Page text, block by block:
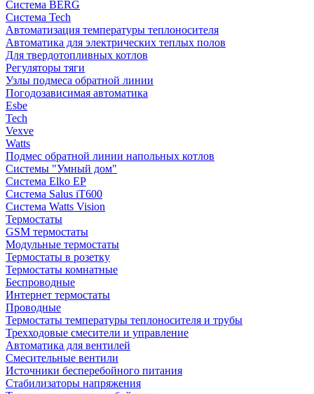
Система BERG
Система Tech
Автоматизация температуры теплоносителя
Автоматика для электрических теплых полов
Для твердотопливных котлов
Регуляторы тяги
Узлы подмеса обратной линии
Погодозависимая автоматика
Esbe
Tech
Vexve
Watts
Подмес обратной линии напольных котлов
Системы "Умный дом"
Система Elko EP
Система Salus iT600
Система Watts Vision
Термостаты
GSM термостаты
Модульные термостаты
Термостаты в розетку
Термостаты комнатные
Беспроводные
Интернет термостаты
Проводные
Термостаты температуры теплоносителя и трубы
Трехходовые смесители и управление
Автоматика для вентилей
Смесительные вентили
Источники бесперебойного питания
Стабилизаторы напряжения